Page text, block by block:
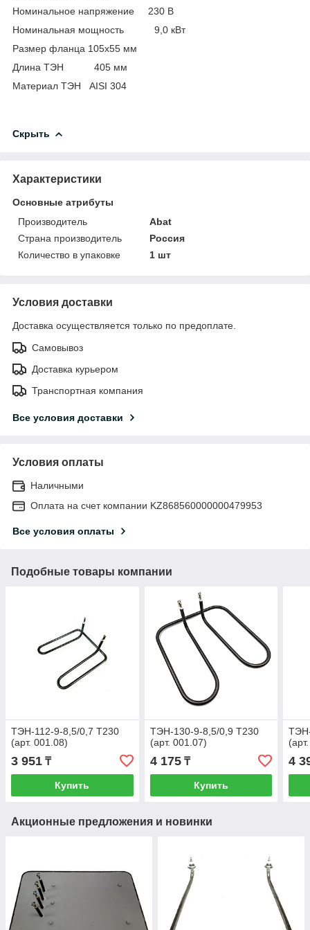
Номинальное напряжение 230 В
Номинальная мощность 9,0 кВт
Размер фланца 105х55 мм
Длина ТЭН 405 мм
Материал ТЭН AISI 304
Скрыть
Характеристики
Основные атрибуты
Производитель
Abat
Страна производитель
Россия
Количество в упаковке
1 шт
Условия доставки
Доставка осуществляется только по предоплате.
Самовывоз
Доставка курьером
Транспортная компания
Все условия доставки
Условия оплаты
Наличными
Оплата на счет компании KZ868560000000479953
Все условия оплаты
Подобные товары компании
ТЭН-112-9-8,5/0,7 Т230
(арт. 001.08)
3 951 ₸
Купить
ТЭН-130-9-8,5/0,9 Т230
(арт. 001.07)
4 175₸
Купить
4
Акционные предложения и новинки